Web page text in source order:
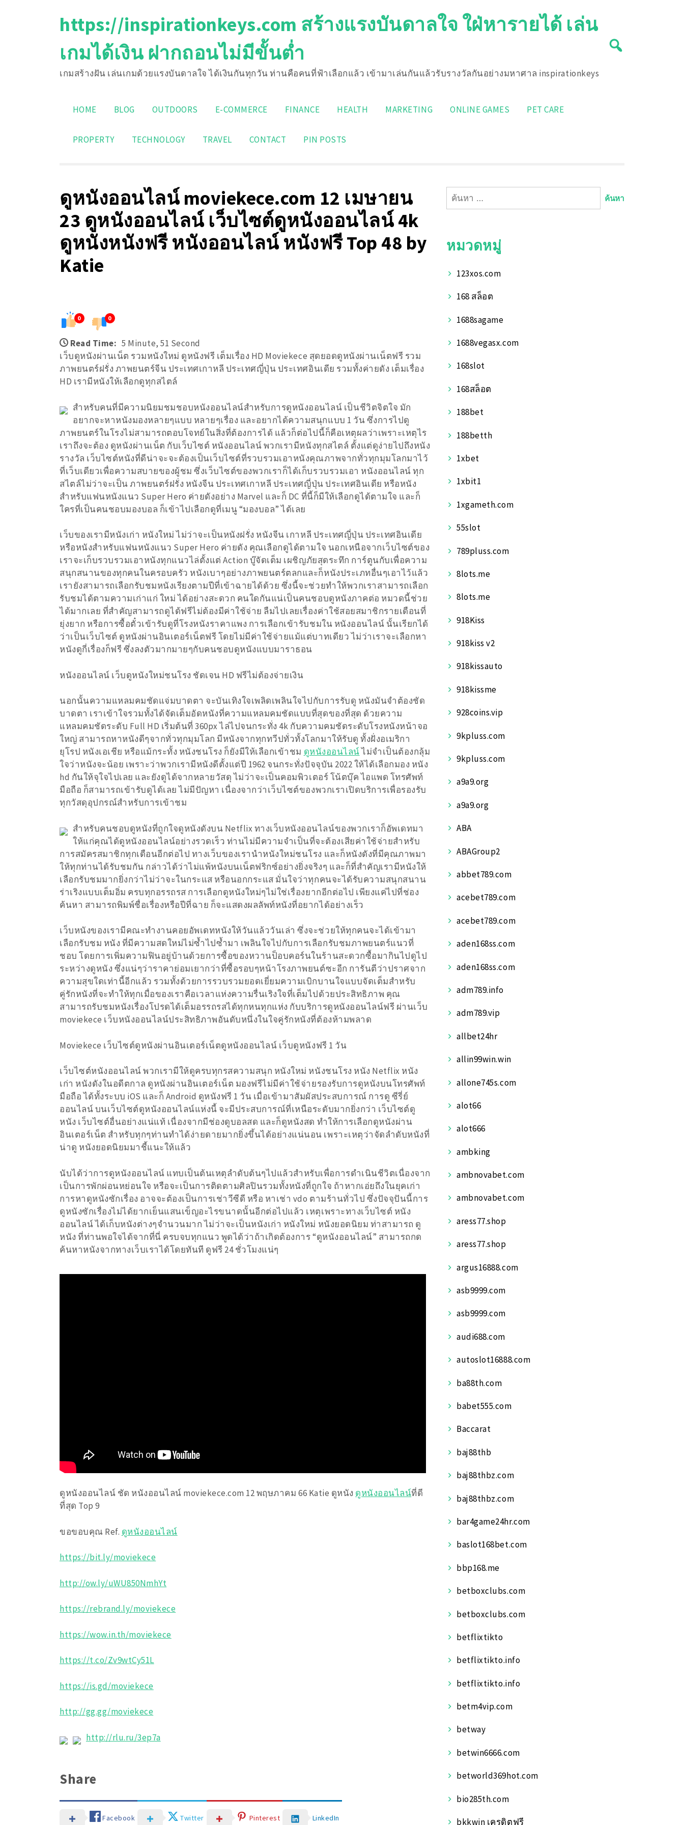
https://inspirationkeys.com สร้างแรงบันดาลใจ ใฝ่หารายได้ เล่น
เกมได้เงิน ฝากถอนไม่มีขั้นต่ำ
เกมสร้างฝัน เล่นเกมด้วยแรงบันดาลใจ ได้เงินกันทุกวัน ท่านคือคนที่ฟ้าเลือกแล้ว เข้ามาเล่นกันแล้วรับรางวัลกันอย่างมหาศาล inspirationkeys
for:
HOME BLOG OUTDOORS E-COMMERCE FINANCE HEALTH MARKETING ONLINE GAMES PET CARE
PROPERTY TECHNOLOGY TRAVEL CONTACT PIN POSTS
ดูหนังออนไลน์ moviekece.com 12 เมษายน
23 ดูหนังออนไลน์ เว็บไซต์ดูหนังออนไลน์ 4k
ดูหนังหนังฟรี หนังออนไลน์ หนังฟรี Top 48 by
Katie
0 0
Read Time: 5 Minute, 51 Second
เว็บดูหนังผ่านเน็ต รวมหนังใหม่ ดูหนังฟรี เต็มเรื่อง HD Moviekece สุดยอดดูหนังผ่านเน็ตฟรี รวม
ภาพยนตร์ฝรั่ง ภาพยนตร์จีน ประเทศเกาหลี ประเทศญี่ปุ่น ประเทศอินเดีย รวมทั้งค่ายดัง เต็มเรื่อง
HD เรามีหนังให้เลือกดูทุกสไตล์
สำหรับคนที่มีความนิยมชมชอบหนังออนไลน์สำหรับการดูหนังออนไลน์ เป็นชีวิตจิตใจ มัก
อยากจะหาหนังมองหลายๆแบบ หลายๆเรื่อง และอยากได้ความสนุกแบบ 1 วัน ซึ่งการไปดู
ภาพยนตร์ในโรงไม่สามารถตอบโจทย์ในสิ่งที่ต้องการได้ แล้วก็ต่อไปนี้ก็คือเหตุผลว่าเพราะเหตุไร
เราถึงจะต้อง ดูหนังผ่านเน็ต กับเว็บไซต์ หนังออนไลน์ พวกเรามีหนังทุกสไตล์ ตั้งแต่ดูง่ายไปถึงหนัง
รางวัล เว็บไซต์หนังที่ดีน่าจะจะต้องเป็นเว็บไซต์ที่รวบรวมเอาหนังคุณภาพจากทั่วทุกมุมโลกมาไว้
ที่เว็บเดียวเพื่อความสบายของผู้ชม ซึ่งเว็บไซต์ของพวกเราก็ได้เก็บรวบรวมเอา หนังออนไลน์ ทุก
สไตล์ไม่ว่าจะเป็น ภาพยนตร์ฝรั่ง หนังจีน ประเทศเกาหลี ประเทศญี่ปุ่น ประเทศอินเดีย หรือหนัง
สำหรับแฟนหนังแนว Super Hero ค่ายดังอย่าง Marvel และก็ DC ที่นี้ก็มีให้เลือกดูได้ตามใจ และก็
ใครที่เป็นคนชอบมองบอล ก็เข้าไปเลือกดูที่เมนู “มองบอล” ได้เลย
เว็บของเรามีหนังเก่า หนังใหม่ ไม่ว่าจะเป็นหนังฝรั่ง หนังจีน เกาหลี ประเทศญี่ปุ่น ประเทศอินเดีย
หรือหนังสำหรับแฟนหนังแนว Super Hero ค่ายดัง คุณเลือกดูได้ตามใจ นอกเหนือจากเว็บไซต์ของ
เราจะเก็บรวบรวมเอาหนังทุกแนวไล่ตั้งแต่ Action บู๊จัดเต็ม เผชิญภัยสุดระทึก การ์ตูนกับเพื่อความ
สนุกสนานของทุกคนในครอบครัว หนังเบาๆอย่างภาพยนตร์ตลกและก็หนังประเภทอื่นๆเอาไว้แล้ว
เรายังสามารถเลือกรับชมหนังเรียงตามปีที่เข้าฉายได้ด้วย ซึ่งนี้จะช่วยทำให้พวกเราสามารถเลือก
รับชมได้ตามความเก่าแก่ ใหม่ ได้อย่างสะดวก คนใดกันแน่เป็นคนชอบดูหนังภาคต่อ หมวดนี้ช่วย
ได้มากเลย ที่สำคัญสามารถดูได้ฟรีไม่ต้องมีค่าใช้จ่าย ลืมไปเลยเรื่องค่าใช้สอยสมาชิกรายเดือนที่
ยุ่งยาก หรือการซื้อตั๋วเข้ารับดูที่โรงหนังราคาแพง การเลือกเข้ารับชมใน หนังออนไลน์ นั้นเรียกได้
ว่าเป็นเว็บไซต์ ดูหนังผ่านอินเตอร์เน็ตฟรี โดยไม่มีค่าใช้จ่ายแม้แต่บาทเดียว ไม่ว่าเราจะเลือกหา
หนังดูกี่เรื่องก็ฟรี ซึ่งลงตัวมากมายๆกับคนชอบดูหนังแบบมาราธอน
หนังออนไลน์ เว็บดูหนังใหม่ชนโรง ชัดเจน HD ฟรีไม่ต้องจ่ายเงิน
นอกนั้นความแหลมคมชัดแจ่มบาดตา จะบันเทิงใจเพลิดเพลินใจไปกับการรับดู หนังมันจำต้องชัด
บาดตา เราเข้าใจรวมทั้งได้จัดเต็มอัดหนังที่ความแหลมคมชัดแบบที่สุดของที่สุด ด้วยความ
แหลมคมชัดระดับ Full HD เริ่มต้นที่ 360px ไล่ไปจนกระทั่ง 4k กับความคมชัดระดับโรงหนังหน้าจอ
ใหญ่ สามารถหาหนังดีๆจากทั่วทุกมุมโลก มีหนังจากทุกทวีปทั่วทั้งโลกมาให้รับดู ทั้งฝั่งอเมริกา
ยุโรป หนังเอเชีย หรือแม้กระทั้ง หนังชนโรง ก็ยังมีให้เลือกเข้าชม ดูหนังออนไลน์ไม่จำเป็นต้องกลุ้ม
ใจว่าหนังจะน้อย เพราะว่าพวกเรามีหนังดีตั้งแต่ปี 1962 จนกระทั่งปัจจุบัน 2022 ให้ได้เลือกมอง หนัง
hd กันให้จุใจไปเลย และยังดูได้จากหลายวัสดุ ไม่ว่าจะเป็นคอมพิวเตอร์ โน้ตบุ๊ค ไอแพด โทรศัพท์
มือถือ ก็สามารถเข้ารับดูได้เลย ไม่มีปัญหา เนื่องจากว่าเว็บไซต์ของพวกเราเปิดบริการเพื่อรองรับ
ทุกวัสดุอุปกรณ์สำหรับการเข้าชม
สำหรับคนชอบดูหนังที่ถูกใจดูหนังดังบน Netflix ทางเว็บหนังออนไลน์ของพวกเราก็อัพเดทมา
ให้แก่คุณได้ดูหนังออนไลน์อย่างรวดเร็ว ท่านไม่มีความจำเป็นที่จะต้องเสียค่าใช้จ่ายสำหรับ
การสมัครสมาชิกทุกเดือนอีกต่อไป ทางเว็บของเรานำหนังใหม่ชนโรง และก็หนังดังที่มีคุณภาพมา
ให้ทุกท่านได้รับชมกัน กล่าวได้ว่าไม่แพ้หนังบนเน็ตฟริกซ์อย่างยิ่งจริงๆ และก็ที่สำคัญเรามีหนังให้
เลือกรับชมมากยิ่งกว่าไม่ว่าจะในกระแส หรือนอกกระแส มั่นใจว่าทุกคนจะได้รับความสนุกสนาน
ร่าเริงแบบเต็มอิ่ม ครบทุกอรรถรส การเลือกดูหนังใหม่ๆไม่ใช่เรื่องยากอีกต่อไป เพียงแค่ไปที่ช่อง
ค้นหา สามารถพิมพ์ชื่อเรื่องหรือปีที่ฉาย ก็จะแสดงผลลัพท์หนังที่อยากได้อย่างเร็ว
เว็บหนังของเรามีคณะทำงานคอยอัพเดทหนังให้วันแล้ววันเล่า ซึ่งจะช่วยให้ทุกคนจะได้เข้ามา
เลือกรับชม หนัง ที่มีความสดใหม่ไม่ซ้ำไปซ้ำมา เพลินใจไปกับการเลือกรับชมภาพยนตร์แนวที่
ชอบ โดยการเพิ่มความฟินอยู่บ้านด้วยการซื้อของหวานป็อบคอร์นในร้านสะดวกซื้อมากินไปดูไป
ระหว่างดูหนัง ซึ่งแน่ๆว่าราคาย่อมเยากว่าที่ซื้อรอบๆหน้าโรงภาพยนต์ซะอีก การันตีว่าปราศจาก
ความสุขใดเท่านี้อีกแล้ว รวมทั้งด้วยการรวบรวมยอดเยี่ยมความเบิกบานใจแบบจัดเต็มสำหรับ
คู่รักหนังที่จะทำให้ทุกเมื่อของเราคือเวลาแห่งความรื่นเริงใจที่เต็มไปด้วยประสิทธิภาพ คุณ
สามารถรับชมหนังเรื่องโปรดได้เต็มอรรถรสได้ทุกหนทุกแห่ง กับบริการดูหนังออนไลน์ฟรี ผ่านเว็บ
moviekece เว็บหนังออนไลน์ประสิทธิภาพอันดับหนึ่งในใจคู่รักหนังที่ต้องห้ามพลาด
Moviekece เว็บไซต์ดูหนังผ่านอินเตอร์เน็ตดูหนังออนไลน์ เว็บดูหนังฟรี 1 วัน
เว็บไซต์หนังออนไลน์ พวกเรามีให้ดูครบทุกรสความสนุก หนังใหม่ หนังชนโรง หนัง Netflix หนัง
เก่า หนังดังในอดีตกาล ดูหนังผ่านอินเตอร์เน็ต มองฟรีไม่มีค่าใช้จ่ายรองรับการดูหนังบนโทรศัพท์
มือถือ ได้ทั้งระบบ iOS และก็ Android ดูหนังฟรี 1 วัน เมื่อเข้ามาสัมผัสประสบการณ์ การดู ซีรี่ย์
ออนไลน์ บนเว็บไซต์ดูหนังออนไลน์แห่งนี้ จะมีประสบการณ์ที่เหนือระดับมากยิ่งกว่า เว็บไซต์ดู
หนัง เว็บไซต์อื่นอย่างแน่แท้ เนื่องจากมีช่องดูบอลสด และก็ดูหนังสด ทำให้การเลือกดูหนังผ่าน
อินเตอร์เน็ต สำหรับทุกๆท่านทำได้ง่ายดายมากยิ่งขึ้นได้อย่างแน่นอน เพราะเหตุว่าจัดลำดับหนังที่
น่าดู หนังยอดนิยมมาชี้แนะให้แล้ว
นับได้ว่าการดูหนังออนไลน์ แทบเป็นต้นเหตุลำดับต้นๆไปแล้วสำหรับเพื่อการดำเนินชีวิตเนื่องจาก
เป็นการพักผ่อนหย่อนใจ หรือจะเป็นการติดตามศิลปินรวมทั้งหนังที่ถูกใจ ถ้าหากเอ่ยถึงในยุคเก่า
การหาดูหนังซักเรื่อง อาจจะต้องเป็นการเช่าวีซีดี หรือ หาเช่า vdo ตามร้านทั่วไป ซึ่งปัจจุปันนี้การ
ดูหนังซักเรื่องไม่ได้ยากเย็นแสนเข็ญอะไรขนาดนั้นอีกต่อไปแล้ว เหตุเพราะทางเว็บไซต์ หนัง
ออนไลน์ ได้เก็บหนังต่างๆจำนวนมาก ไม่ว่าจะเป็นหนังเก่า หนังใหม่ หนังยอดนิยม ท่าสามารถ ดู
หนัง ที่ท่านพอใจได้จากที่นี่ ครบจบทุกแนว พูดได้ว่าถ้าเกิดต้องการ “ดูหนังออนไลน์” สามารถกด
ค้นหาหนังจากทางเว็บเราได้โดยทันที ดูฟรี 24 ชั่วโมงแน่ๆ
ดูหนังออนไลน์ ชัด หนังออนไลน์ moviekece.com 12 พฤษภาคม 66 Katie ดูหนัง ดูหนังออนไลน์ที่ดี
ที่สุด Top 9
ขอขอบคุณ Ref. ดูหนังออนไลน์
https://bit.ly/moviekece
http://ow.ly/uWU850NmhYt
https://rebrand.ly/moviekece
https://wow.in.th/moviekece
https://t.co/Zv9wtCy51L
https://is.gd/moviekece
http://gg.gg/moviekece
http://rlu.ru/3ep7a
Share
Facebook Twitter Pinterest LinkedIn
ค้นหา
หมวดหมู่
123xos.com
168 สล็อต
1688sagame
1688vegasx.com
168slot
168สล็อต
188bet
188betth
1xbet
1xbit1
1xgameth.com
55slot
789pluss.com
8lots.me
8lots.me
918Kiss
918kiss v2
918kissauto
918kissme
928coins.vip
9kpluss.com
9kpluss.com
a9a9.org
a9a9.org
ABA
ABAGroup2
abbet789.com
acebet789.com
acebet789.com
aden168ss.com
aden168ss.com
adm789.info
adm789.vip
allbet24hr
allin99win.win
allone745s.com
alot66
alot666
ambking
ambnovabet.com
ambnovabet.com
aress77.shop
aress77.shop
argus16888.com
asb9999.com
asb9999.com
audi688.com
autoslot16888.com
ba88th.com
babet555.com
Baccarat
baj88thb
baj88thbz.com
baj88thbz.com
bar4game24hr.com
baslot168bet.com
bbp168.me
betboxclubs.com
betboxclubs.com
betflixtikto
betflixtikto.info
betflixtikto.info
betm4vip.com
betway
betwin6666.com
betworld369hot.com
bio285th.com
bkkwin เครดิตฟรี